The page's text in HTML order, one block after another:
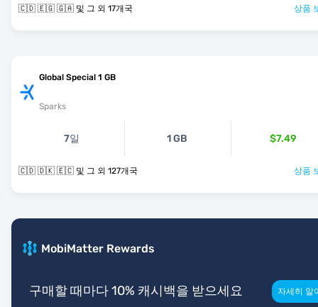
🇨🇩 🇪🇬 🇬🇦 및 그 외 17개국 상품
Global Special 1 GB
Sparks
7일 1 GB $7.49
🇨🇩 🇩🇰 🇪🇨 및 그 외 127개국 상품
MobiMatter Rewards
구매할 때마다 10% 캐시백을 받으세요 자세히 알